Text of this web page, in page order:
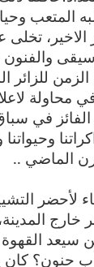
المتعب
الاخير،
للزائر
محاولة
الفائز في
الماضي ..
خارج
سيعد القهوة
حنون؟ كان